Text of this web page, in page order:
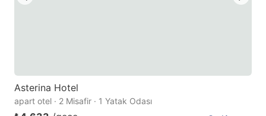
Asterina Hotel
apart otel · 2 Misafir · 1 Yatak Odası